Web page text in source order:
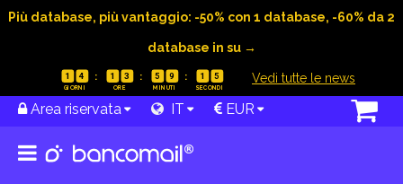
Più database, più vantaggio: -50% con 1 database, -60% da 2
database in su →
1 4 1 3 5 9 1 4 Vedi tutte le news
Area riservata IT EUR